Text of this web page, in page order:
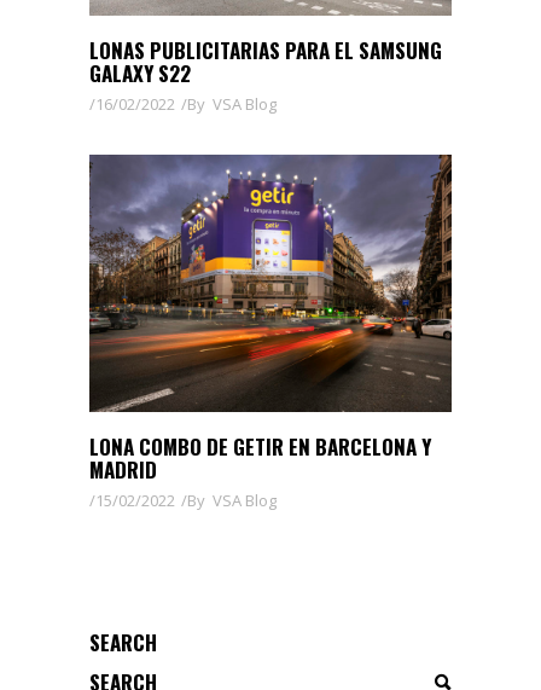
LONAS PUBLICITARIAS PARA EL SAMSUNG
GALAXY S22
16/02/2022 By VSA Blog
LONA COMBO DE GETIR EN BARCELONA Y
MADRID
15/02/2022 By VSA Blog
SEARCH
Search